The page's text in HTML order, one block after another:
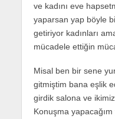
ve kadını eve
yaparsan yap böyle
getiriyor kadınları
mücadele ettiğin
Misal ben bir sene
gitmiştim bana eşlik
girdik salona ve
Konuşma